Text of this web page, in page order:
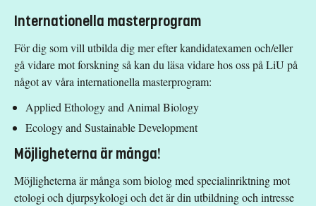
Internationella masterprogram
För dig som vill utbilda dig mer efter kandidatexamen och/eller
gå vidare mot forskning så kan du läsa vidare hos oss på LiU på
något av vårainternationella masterprogram:
Applied Ethology and Animal Biology
Ecology and Sustainable Development
Möjligheterna är många!
Möjligheterna är många som biolog med specialinriktning mot
etologi och djurpsykologi och det är din utbildning och intresse